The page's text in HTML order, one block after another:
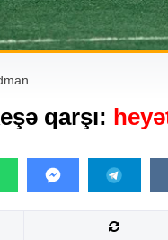
qarşı: